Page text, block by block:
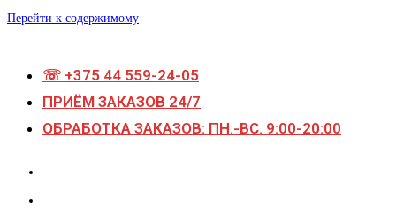
Перейти к содержимому
☏ +375 44 559-24-05
ПРИЁМ ЗАКАЗОВ 24/7
ОБРАБОТКА ЗАКАЗОВ: ПН.-ВС. 9:00-20:00